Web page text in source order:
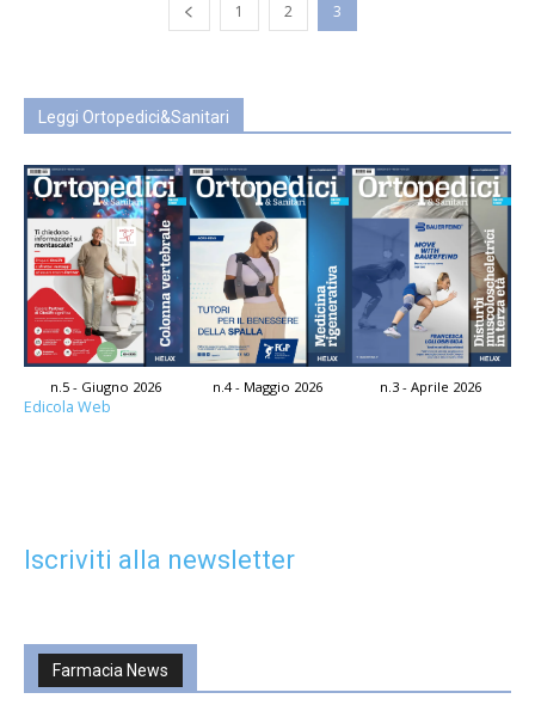
1 2 3
Leggi Ortopedici&Sanitari
n.5 - Giugno 2026 n.4 - Maggio 2026 n.3 - Aprile 2026
Edicola Web
Iscriviti alla newsletter
Farmacia News